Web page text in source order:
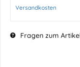
Versandkosten
Fragen zum